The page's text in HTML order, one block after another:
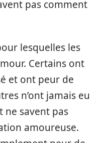
pas comment
lesquelles les
Certains ont
et ont peur de
n’ont jamais eu
ne savent pas
amoureuse.